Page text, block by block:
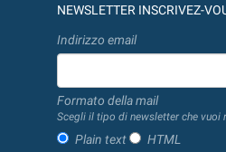
NEWSLETTER INSCRIVEZ-
Indirizzo email
Formato della mail
Scegli il tipo di newsletter che vuoi
Plain text HTML